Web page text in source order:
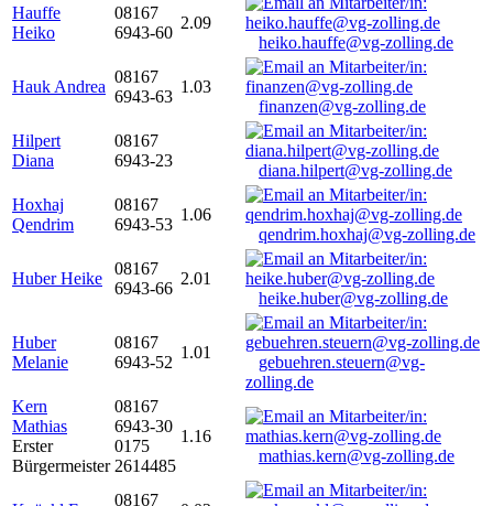
Hauffe
Heiko
08167
6943-60
2.09
heiko.hauffe@vg-zolling.de
Hauk Andrea
08167
6943-63
1.03
finanzen@vg-zolling.de
Hilpert
Diana
08167
6943-23
diana.hilpert@vg-zolling.de
Hoxhaj
Qendrim
08167
6943-53
1.06
qendrim.hoxhaj@vg-zolling.de
Huber Heike
08167
6943-66
2.01
heike.huber@vg-zolling.de
Huber
Melanie
08167
6943-52
1.01
gebuehren.steuern@vg-
zolling.de
Kern
Mathias
Erster
Bürgermeister
08167
6943-30
0175
2614485
1.16
mathias.kern@vg-zolling.de
08167